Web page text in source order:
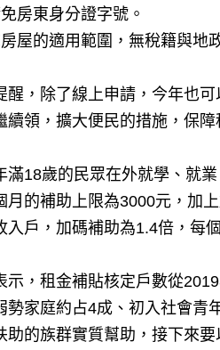
房東身分證字號。
屋的適用範圍，無稅籍與地
醒，除了線上申請，今年也
續領，擴大便民的措施，保障
滿18歲的民眾在外就學、就
月的補助上限為3000元，加
入戶，加碼補助為1.4倍，每
示，租金補貼核定戶數從
勢家庭約占4成、初入社會青
助的族群實質幫助，接下來要